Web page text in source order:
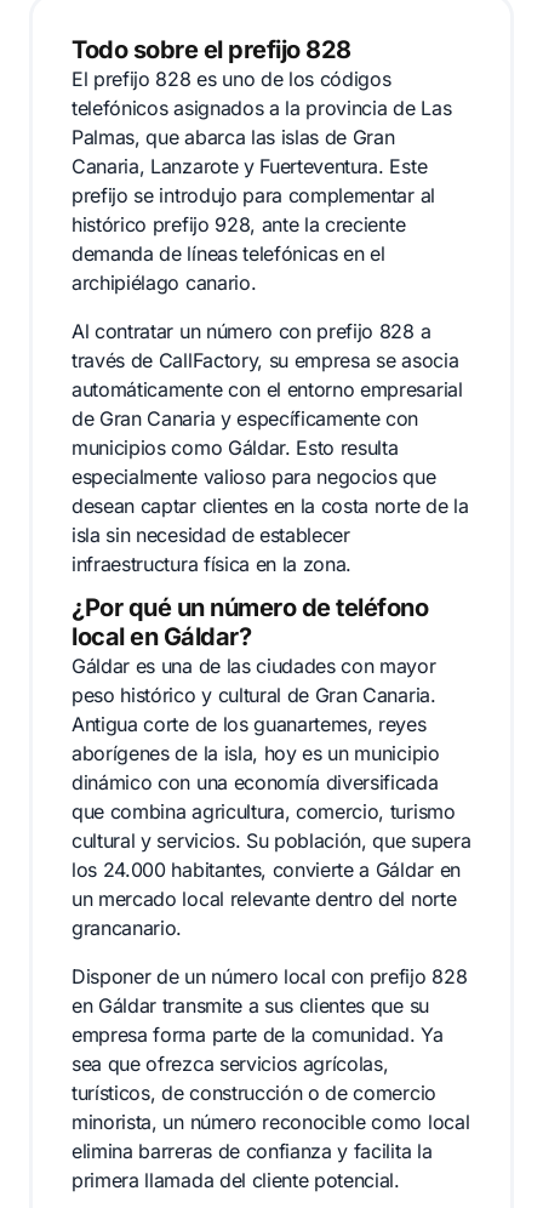
Todo sobre el prefijo 828
El prefijo 828 es uno de los códigos
telefónicos asignados a la provincia de Las
Palmas, que abarca las islas de Gran
Canaria, Lanzarote y Fuerteventura. Este
prefijo se introdujo para complementar al
histórico prefijo 928, ante la creciente
demanda de líneas telefónicas en el
archipiélago canario.
Al contratar un número con prefijo 828 a
través de CallFactory, su empresa se asocia
automáticamente con el entorno empresarial
de Gran Canaria y específicamente con
municipios como Gáldar. Esto resulta
especialmente valioso para negocios que
desean captar clientes en la costa norte de la
isla sin necesidad de establecer
infraestructura física en la zona.
¿Por qué un número de teléfono
local en Gáldar?
Gáldar es una de las ciudades con mayor
peso histórico y cultural de Gran Canaria.
Antigua corte de los guanartemes, reyes
aborígenes de la isla, hoy es un municipio
dinámico con una economía diversificada
que combina agricultura, comercio, turismo
cultural y servicios. Su población, que supera
los 24.000 habitantes, convierte a Gáldar en
un mercado local relevante dentro del norte
grancanario.
Disponer de un número local con prefijo 828
en Gáldar transmite a sus clientes que su
empresa forma parte de la comunidad. Ya
sea que ofrezca servicios agrícolas,
turísticos, de construcción o de comercio
minorista, un número reconocible como local
elimina barreras de confianza y facilita la
primera llamada del cliente potencial.